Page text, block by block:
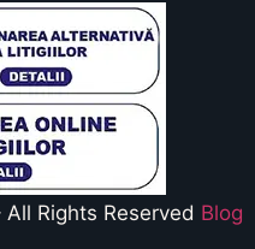
Rights Reserved Blog